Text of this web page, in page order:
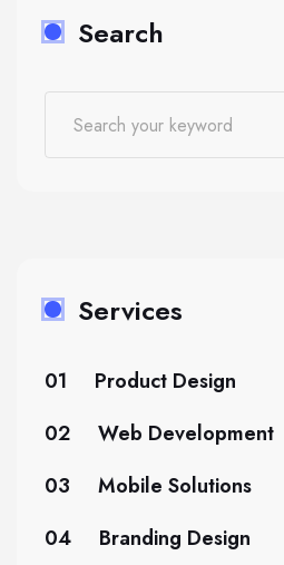
Search
Services
01
Product Design
02
Web Development
03
Mobile Solutions
04
Branding Design